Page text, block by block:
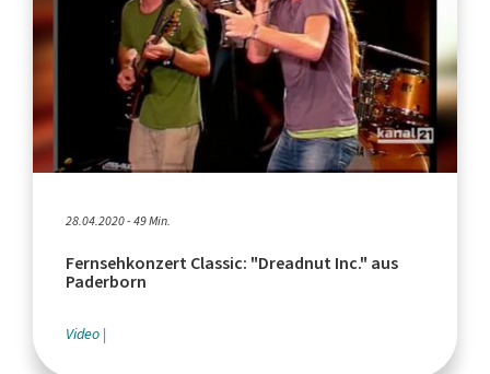
28.04.2020 - 49 Min.
Fernsehkonzert Classic: "Dreadnut Inc." aus
Paderborn
Video